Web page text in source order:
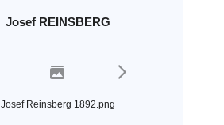
Josef REINSBERG
Josef Reinsberg 1892.png